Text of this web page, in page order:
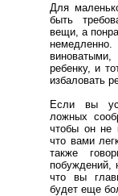
Для
быть
вещи, а
немедленно.
ребенку, и
избаловать
Если вы
ложных
чтобы он не
что вами
также
побуждений,
что вы
будет еще